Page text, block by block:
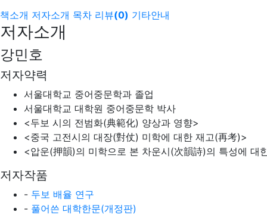
책소개 저자소개 목차 리뷰(0) 기타안내
저자소개
강민호
저자약력
서울대학교 중어중문학과 졸업
서울대학교 대학원 중어중문학 박사
<두보 시의 전범화(典範化) 양상과 영향>
<중국 고전시의 대장(對仗) 미학에 대한 재고(再考)>
<압운(押韻)의 미학으로 본 차운시(次韻詩)의 특성에 대
저자작품
- 두보 배율 연구
- 풀어쓴 대학한문(개정판)